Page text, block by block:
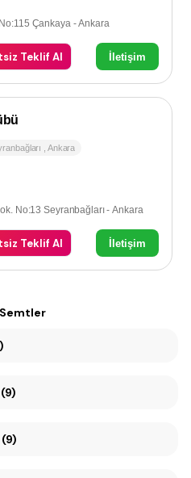
Çankaya - Ankara
Teklif Al İletişim
Ankara
No:13 Seyranbağları - Ankara
Teklif Al İletişim
(9)